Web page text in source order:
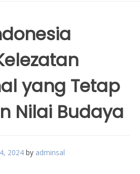
yang Tetap
Nilai Budaya
2024 by adminsal